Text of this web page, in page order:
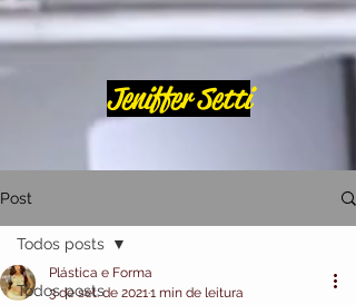
Jeniffer Setti
Post
Todos posts
Todos posts
Plástica e Forma
3 de set. de 20211 min de leitura